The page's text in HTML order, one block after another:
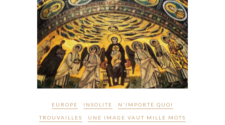
EUROPE INSOLITE N'IMPORTE QUOI
TROUVAILLES UNE IMAGE VAUT MILLE MOTS